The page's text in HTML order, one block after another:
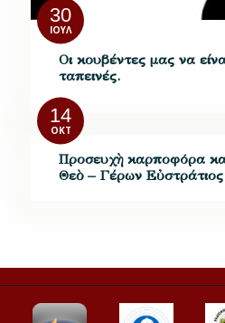
30
ΙΟΎΛ
Οι κουβέντες μας να
ταπεινές.
14
ΟΚΤ
Προσευχὴ καρποφόρα
Θεὸ – Γέρων